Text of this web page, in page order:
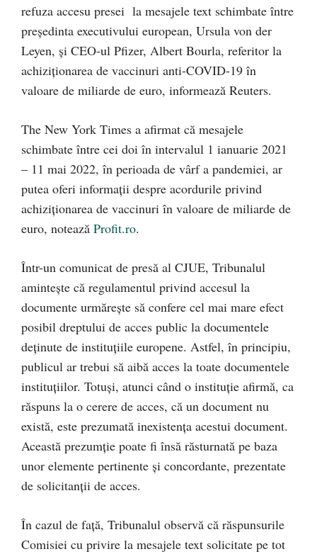
refuza accesu presei la mesajele text schimbate între
președinta executivului european, Ursula von der
Leyen, și CEO-ul Pfizer, Albert Bourla, referitor la
achiziționarea de vaccinuri anti-COVID-19 în
valoare de miliarde de euro, informează Reuters.
The New York Times a afirmat că mesajele
schimbate între cei doi în intervalul 1 ianuarie 2021
– 11 mai 2022, în perioada de vârf a pandemiei, ar
putea oferi informații despre acordurile privind
achiziționarea de vaccinuri în valoare de miliarde de
euro, notează Profit.ro.
Într-un comunicat de presă al CJUE, Tribunalul
amintește că regulamentul privind accesul la
documente urmărește să confere cel mai mare efect
posibil dreptului de acces public la documentele
deținute de instituțiile europene. Astfel, în principiu,
publicul ar trebui să aibă acces la toate documentele
instituțiilor. Totuși, atunci când o instituție afirmă, ca
răspuns la o cerere de acces, că un document nu
există, este prezumată inexistența acestui document.
Această prezumție poate fi însă răsturnată pe baza
unor elemente pertinente și concordante, prezentate
de solicitanții de acces.
În cazul de față, Tribunalul observă că răspunsurile
Comisiei cu privire la mesajele text solicitate pe tot